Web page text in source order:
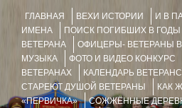
ГЛАВНАЯ ВЕХИ ИСТОРИИ
И В
ИМЕНА
ПОИСК ПОГИБШИХ В
ВЕТЕРАНА
ОФИЦЕРЫ- ВЕТЕРАНЫ
МУЗЫКА
ФОТО И ВИДЕО КОНКУРС
ВЕТЕРАНАХ
КАЛЕНДАРЬ
СТАРЕЮТ ДУШОЙ ВЕТЕРАНЫ
КАК
«ПЕРВИЧКА»
СОЖЖЁННЫЕ